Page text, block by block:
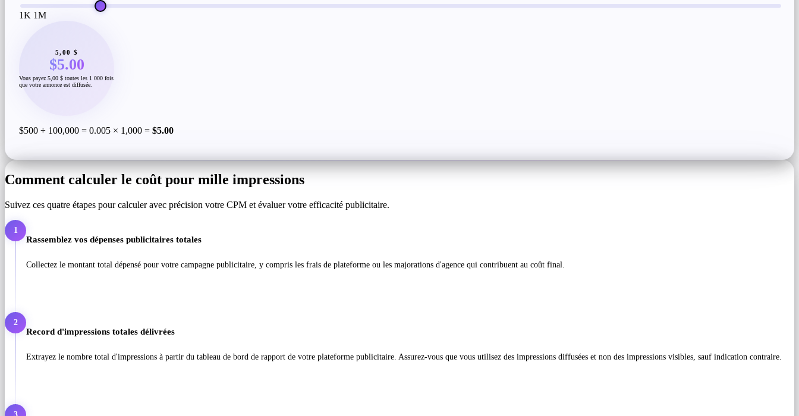
1K 1M
5,00 $
$5.00
Vous payez 5,00 $ toutes les 1 000 fois
que votre annonce est diffusée.
$500 ÷ 100,000 = 0.005 × 1,000 = $5.00
Comment calculer le coût pour mille impressions
Suivez ces quatre étapes pour calculer avec précision votre CPM et évaluer votre efficacité publicitaire.
1
Rassemblez vos dépenses publicitaires totales
Collectez le montant total dépensé pour votre campagne publicitaire, y compris les frais de plateforme ou les majorations d'agence qui contribuent au coût final.
2
Record d'impressions totales délivrées
Extrayez le nombre total d'impressions à partir du tableau de bord de rapport de votre plateforme publicitaire. Assurez-vous que vous utilisez des impressions diffusées et non des impressions visibles, sauf indication contraire.